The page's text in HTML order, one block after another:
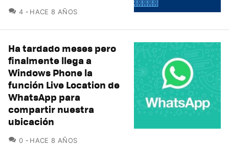
4 COMENTARIOS
HACE 8 AÑOS
Ha tardado meses pero
finalmente llega a
Windows Phone la
función Live Location de
WhatsApp para
compartir nuestra
ubicación
0 COMENTARIOS
HACE 8 AÑOS